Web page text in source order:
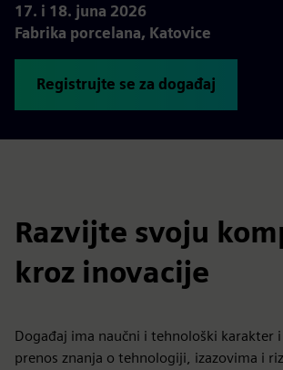
17. i 18. juna 2026
Fabrika porcelana, Katovice
Registrujte se za događaj
Razvijte svoju
kroz inovacije
Događaj ima naučni i tehnološki karakter
prenos znanja o tehnologiji, izazovima i